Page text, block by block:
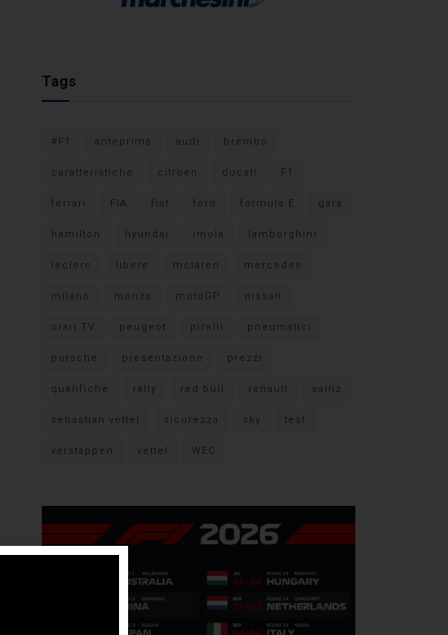
Tags
#F1 anteprima audi brembo
caratteristiche citroen ducati F1
ferrari FIA fiat ford formula E gara
hamilton hyundai imola lamborghini
leclerc libere mclaren mercedes
milano monza motoGP nissan
orari TV peugeot pirelli pneumatici
porsche presentazione prezzi
qualifiche rally red bull renault sainz
sebastian vettel sicurezza sky test
verstappen vettel WEC